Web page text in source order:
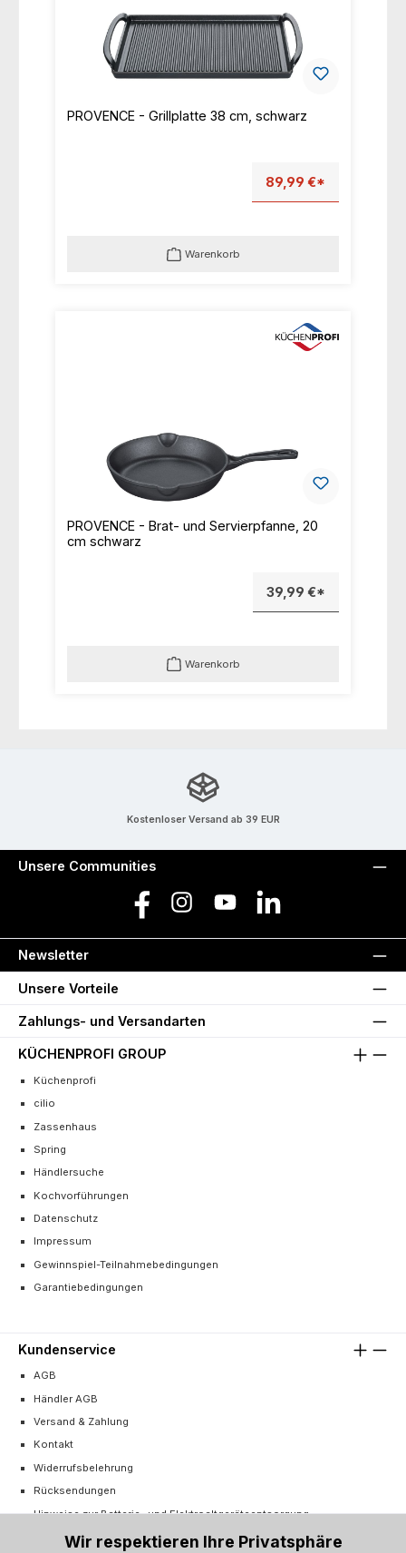
PROVENCE - Grillplatte 38 cm, schwarz
89,99 €*
Warenkorb
PROVENCE - Brat- und Servierpfanne, 20
cm schwarz
39,99 €*
Warenkorb
Kostenloser Versand ab 39 EUR
Unsere Communities
Facebook Instagram YouTube LinkedIn
Newsletter
Unsere Vorteile
Zahlungs- und Versandarten
KÜCHENPROFI GROUP
Küchenprofi
cilio
Zassenhaus
Spring
Händlersuche
Kochvorführungen
Datenschutz
Impressum
Gewinnspiel-Teilnahmebedingungen
Garantiebedingungen
Kundenservice
AGB
Händler AGB
Versand & Zahlung
Kontakt
Widerrufsbelehrung
Rücksendungen
Hinweise zur Batterie- und Elektroaltgeräteentsorgung
Cookie-Einstellungen
Wir respektieren Ihre Privatsphäre